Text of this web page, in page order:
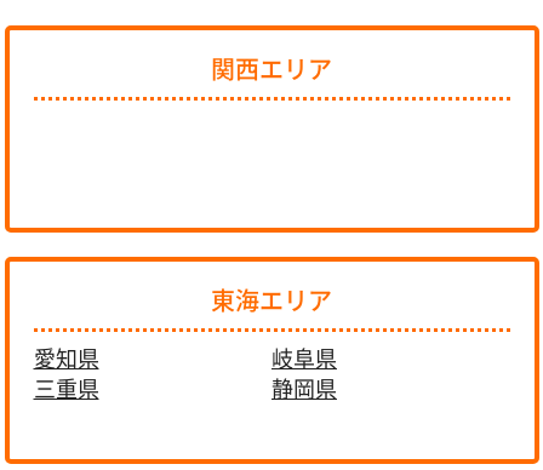
関西エリア
東海エリア
愛知県
岐阜県
三重県
静岡県